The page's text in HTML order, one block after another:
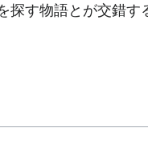
探す物語とが交錯す